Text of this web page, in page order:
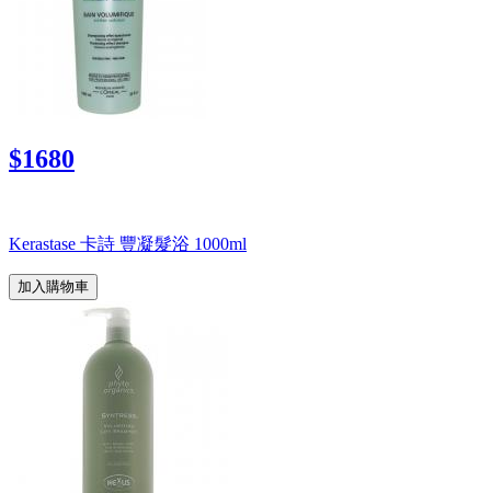
$1680
Kerastase 卡詩 豐凝髮浴 1000ml
加入購物車